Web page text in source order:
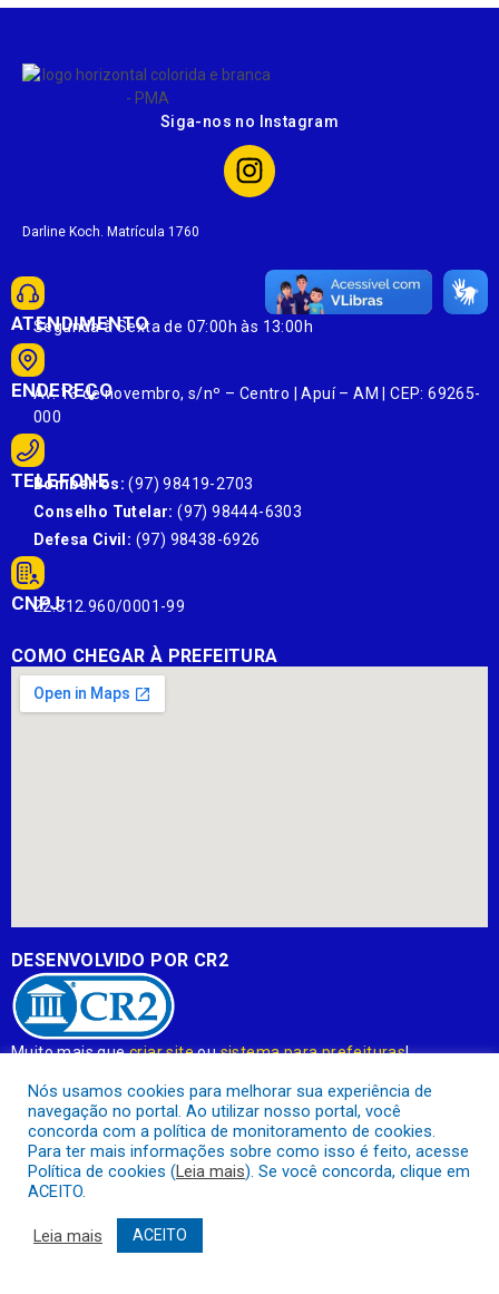
Siga-nos no Instagram
Darline Koch. Matrícula 1760
ATENDIMENTO
Segunda à Sexta de 07:00h às 13:00h
ENDEREÇO
Av. 13 de novembro, s/nº – Centro | Apuí – AM | CEP: 69265-
000
TELEFONE
Bombeiros: (97) 98419-2703
Conselho Tutelar: (97) 98444-6303
Defesa Civil: (97) 98438-6926
CNPJ:
22.812.960/0001-99
COMO CHEGAR À PREFEITURA
DESENVOLVIDO POR CR2
Muito mais quecriar siteousistema para prefeituras!
contrato que todas as exigências das leis de transparência
públicaserão atendidas.
Conheça oPNTPe o Radar da Transparência Pública
Nós usamos cookies para melhorar sua experiência de
navegação no portal. Ao utilizar nosso portal, você
concorda com a política de monitoramento de cookies.
Para ter mais informações sobre como isso é feito, acesse
Política de cookies (Leia mais). Se você concorda, clique em
ACEITO.
Leia mais ACEITO